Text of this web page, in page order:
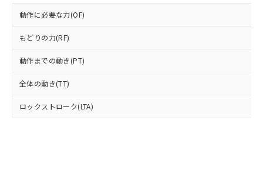
動作に必要な力(OF)
もどりの力(RF)
動作までの動き(PT)
全体の動き(TT)
ロックストローク(LTA)
在庫状況および標準価格結果を当社の
事前の承諾なく第三者に漏洩または開
示しないようお願いします。
ビス）をご利用いただくには、I-Web
あります。
登録された部品リストについて、当社
および当社の共同利用者が、当社の製
※2 対応予定月
部品在庫の切り替え状況などにより、予定
月が前後することがあります。
※3 非含有証明書ダウンロード
「ｅ」：有害物質（10物質）のすべてが基
「10」：通常の使用状況下において有害物
質が外部に漏えいし、環境に深刻な影響を
及ぼさない年数を意味します。
「－」：未確認です。当社販売部門へお問
い合わせください。
当社は、貴社製品を第三者に販売する
場合は、上記1、2および3の内容を当
販売先および販売に係わる関係者が違
法に輸出するおそれがある場合は、取
り引きをいたしません。
白